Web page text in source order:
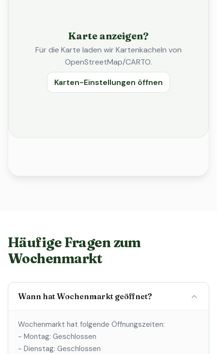
Karte anzeigen?
Für die Karte laden wir Kartenkacheln von
OpenStreetMap/CARTO.
Karten-Einstellungen öffnen
Häufige Fragen zum
Wochenmarkt
Wann hat Wochenmarkt geöffnet?
Wochenmarkt hat folgende Öffnungszeiten:
- Montag: Geschlossen
- Dienstag: Geschlossen